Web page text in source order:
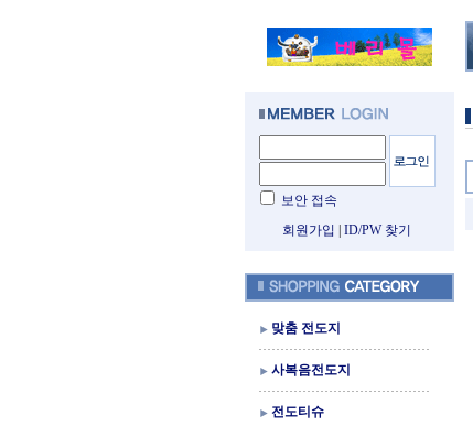
보안 접속
회원가입
ID/PW 찾기
맞춤 전도지
사복음전도지
전도티슈